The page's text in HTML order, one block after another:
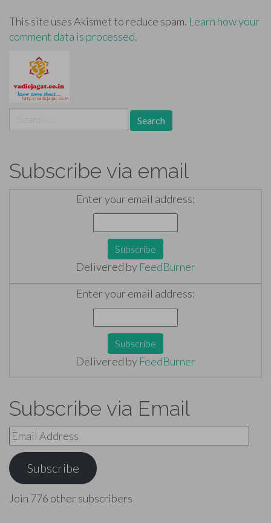
This site uses Akismet to reduce spam. Learn how your
comment data is processed.
for:
Subscribe via email
Enter your email address:
Delivered by FeedBurner
Enter your email address:
Delivered by FeedBurner
Subscribe via Email
Email
Address
Subscribe
Join 776 other subscribers